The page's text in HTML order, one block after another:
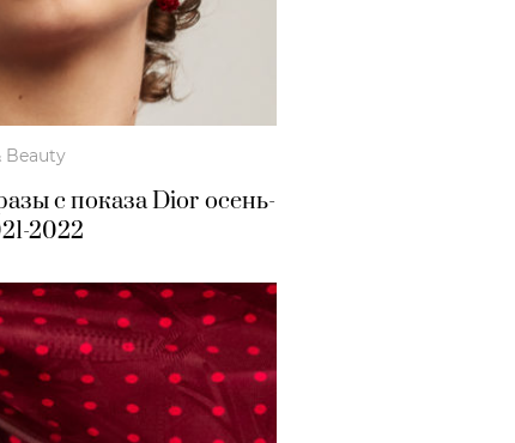
Beauty
с показа Dior осень-
2022